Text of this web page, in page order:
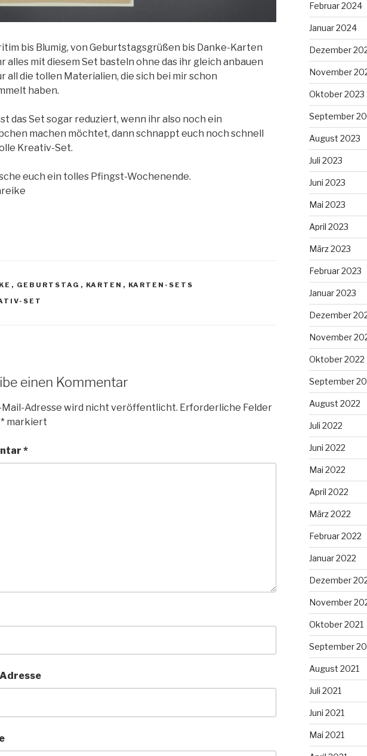
bis Blumig, von Geburtstagsgrüßen bis Danke-Karten
alles mit diesem Set basteln ohne das ihr gleich anbauen
all die tollen Materialien, die sich bei mir schon
haben.
das Set sogar reduziert, wenn ihr also noch ein
machen möchtet, dann schnappt euch noch schnell
Kreativ-Set.
euch ein tolles Pfingst-Wochenende.
, GEBURTSTAG , KARTEN , KARTEN-SETS
SET
einen Kommentar
Mail-Adresse wird nicht veröffentlicht. Erforderliche Felder
* markiert
*
Februar 2024
Januar 2024
Dezember
November
Oktober 2023
September
August 2023
Juli 2023
Juni 2023
Mai 2023
April 2023
März 2023
Februar 2023
Januar 2023
Dezember
November
Oktober 2022
September
August 2022
Juli 2022
Juni 2022
Mai 2022
April 2022
März 2022
Februar 2022
Januar 2022
Dezember
November
Oktober 2021
September
August 2021
Juli 2021
Juni 2021
Mai 2021